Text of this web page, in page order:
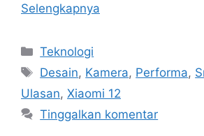
Selengkapnya
Kategori
Teknologi
Tag
Desain, Kamera, Performa,
Ulasan, Xiaomi 12
Tinggalkan komentar